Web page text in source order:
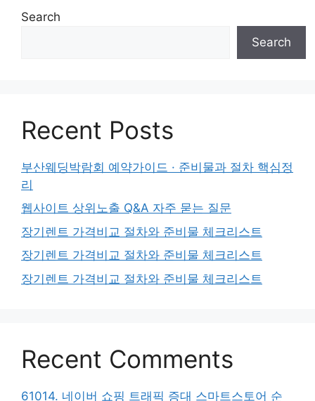
Search
Search
Recent Posts
부산웨딩박람회 예약가이드 · 준비물과 절차 핵심정
리
웹사이트 상위노출 Q&A 자주 묻는 질문
장기렌트 가격비교 절차와 준비물 체크리스트
장기렌트 가격비교 절차와 준비물 체크리스트
장기렌트 가격비교 절차와 준비물 체크리스트
Recent Comments
61014. 네이버 쇼핑 트래픽 증대 스마트스토어 순